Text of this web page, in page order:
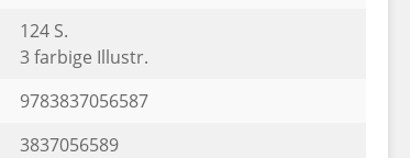
124 S.
3 farbige Illustr.
9783837056587
3837056589